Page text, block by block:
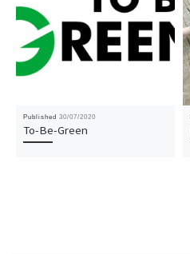
Published 30/07/2020
To-Be-Green